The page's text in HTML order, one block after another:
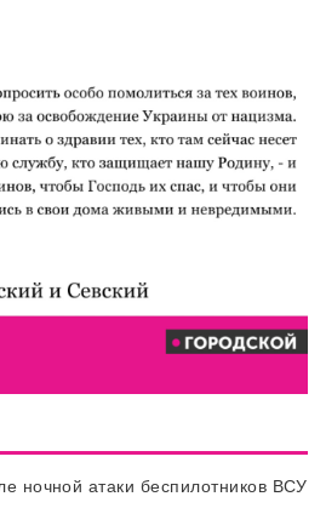
ночной атаки беспилотников ВСУ